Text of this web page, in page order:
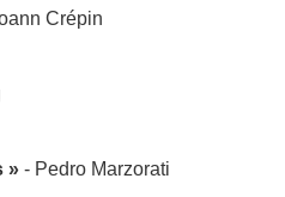
Crépin
» - Pedro Marzorati